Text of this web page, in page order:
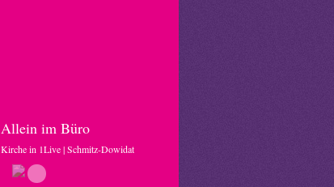
Allein im Büro
Kirche in 1Live | Schmitz-Dowidat